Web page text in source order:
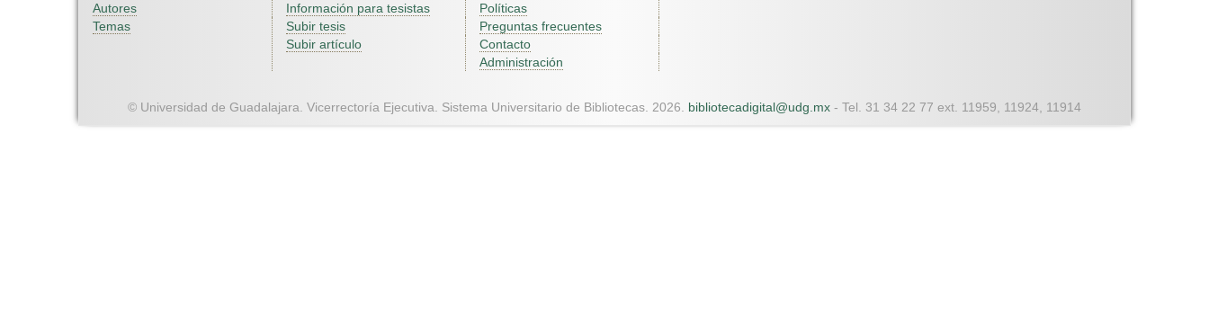
Autores
Temas
Información para tesistas
Subir tesis
Subir artículo
Políticas
Preguntas frecuentes
Contacto
Administración
© Universidad de Guadalajara. Vicerrectoría Ejecutiva. Sistema Universitario de Bibliotecas. 2026. bibliotecadigital@udg.mx - Tel. 31 34 22 77 ext. 11959, 11924, 11914